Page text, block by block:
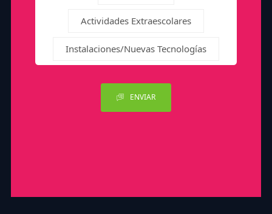
Actividades Extraescolares
Instalaciones/Nuevas Tecnologías
ENVIAR